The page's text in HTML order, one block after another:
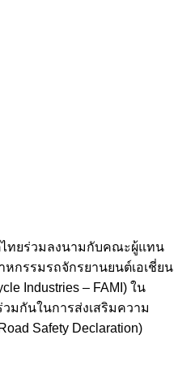
ทยร่วมลงนามกับคณะผู้แทน
กรรมรถจักรยานยนต์เอเชี่ยน
Industries – FAMI) ใน
กันในการส่งเสริมความ
Safety Declaration)